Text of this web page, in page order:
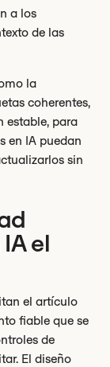
a los
de las
la
coherentes,
estable, para
en IA puedan
sin
el
el artículo
fiable que se
de
El diseño